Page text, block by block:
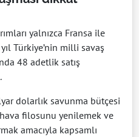
yalnızca Fransa ile
Türkiye’nin milli savaş
48 adetlik satış
dolarlık savunma bütçesi
filosunu yenilemek ve
amacıyla kapsamlı